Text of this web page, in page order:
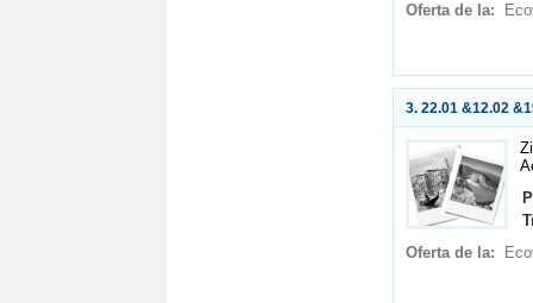
Oferta de la:
3. 22.01 &12.02
Oferta de la: